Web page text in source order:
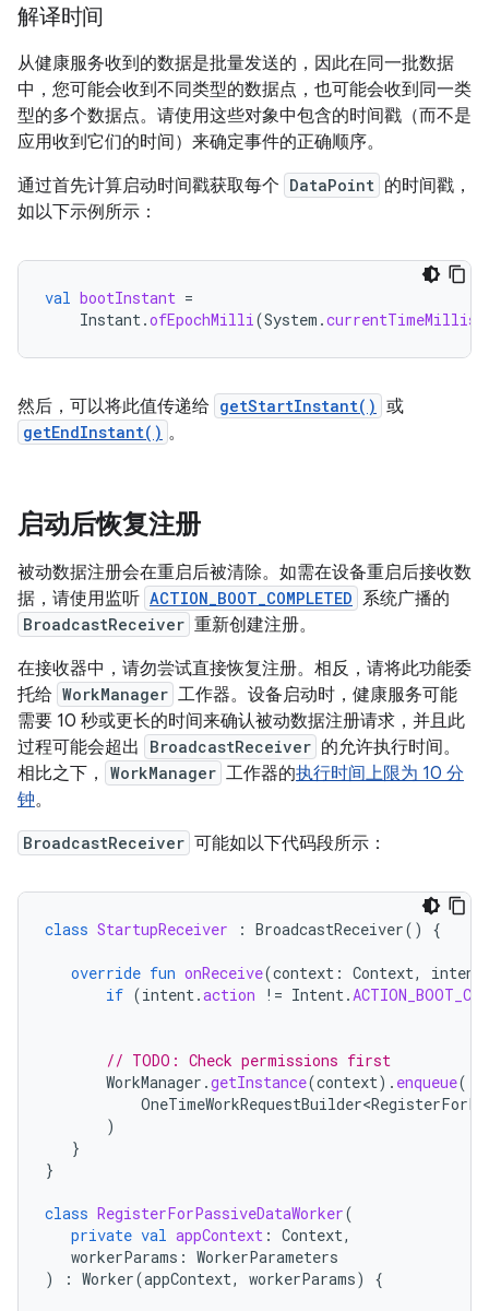
解译时间
从健康服务收到的数据是批量发送的，因此在同一批数据
中，您可能会收到不同类型的数据点，也可能会收到同一类
型的多个数据点。请使用这些对象中包含的时间戳（而不是
应用收到它们的时间）来确定事件的正确顺序。
通过首先计算启动时间戳获取每个 DataPoint 的时间戳，
如以下示例所示：
val bootInstant =
Instant.ofEpochMilli(System .currentTimeMillis
然后，可以将此值传递给 getStartInstant() 或
getEndInstant() 。
启动后恢复注册
被动数据注册会在重启后被清除。如需在设备重启后接收数
据，请使用监听 ACTION_BOOT_COMPLETED 系统广播的
BroadcastReceiver 重新创建注册。
在接收器中，请勿尝试直接恢复注册。相反，请将此功能委
托给 WorkManager 工作器。设备启动时，健康服务可能
需要 10 秒或更长的时间来确认被动数据注册请求，并且此
过程可能会超出
BroadcastReceiver 的允许执行时间。
相比之下，
WorkManager 工作器的执行时间上限为 10 分
钟。
BroadcastReceiver 可能如以下代码段所示：
class StartupReceiver : BroadcastReceiver() {
override fun onReceive(context : Context, intent
if (intent.action != Intent.
// TODO: Check permissions first
WorkManager .getInstance(context). enqueue(
)
}
}
class RegisterForPassiveDataWorker(
private val appContext : Context,
workerParams : WorkerParameters
)
: Worker(appContext, workerParams) {